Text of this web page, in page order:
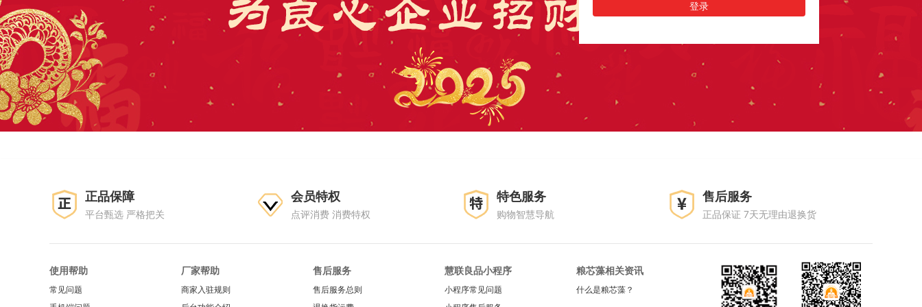
正品保障
平台甄选 严格把关
会员特权
点评消费 消费特权
特色服务
购物智慧导航
售后服务
正品保证 7天无理由退换货
使用帮助
常见问题
厂家帮助
商家入驻规则
售后服务
售后服务总则
慧联良品小程序
小程序常见问题
粮芯藻相关资讯
什么是粮芯藻？